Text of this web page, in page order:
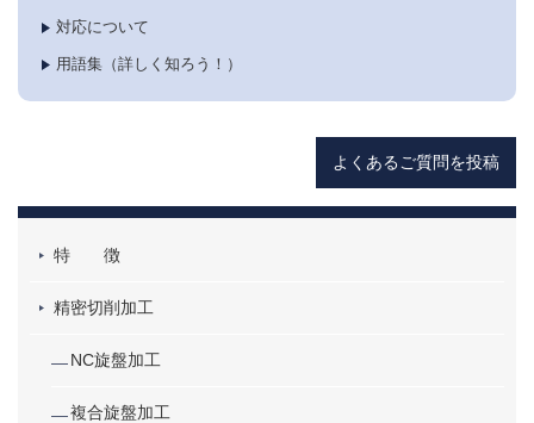
対応について
用語集（詳しく知ろう！）
よくあるご質問を投稿
特 徴
精密切削加工
NC旋盤加工
複合旋盤加工